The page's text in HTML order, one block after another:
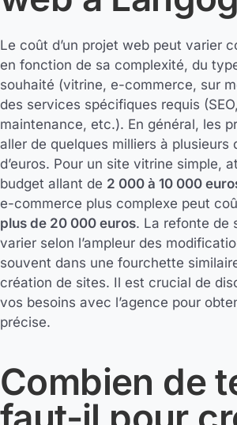
Le coût d’un projet web peut varier
en fonction de sa complexité, du
souhaité (vitrine, e-commerce, sur
des services spécifiques requis
maintenance, etc.). En général, les
aller de quelques milliers à plusieurs
d’euros. Pour un site vitrine simple,
budget allant de 2 000 à 10 000
e-commerce plus complexe peut
plus de 20 000 euros. La refonte de
varier selon l’ampleur des
souvent dans une fourchette
création de sites. Il est crucial de
vos besoins avec l’agence pour
précise.
Combien de